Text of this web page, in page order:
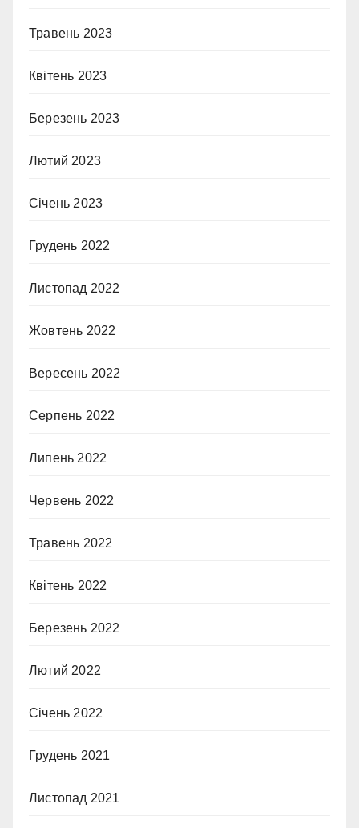
Травень 2023
Квітень 2023
Березень 2023
Лютий 2023
Січень 2023
Грудень 2022
Листопад 2022
Жовтень 2022
Вересень 2022
Серпень 2022
Липень 2022
Червень 2022
Травень 2022
Квітень 2022
Березень 2022
Лютий 2022
Січень 2022
Грудень 2021
Листопад 2021